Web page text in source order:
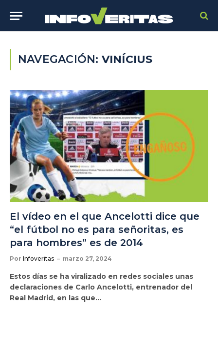
NAVEGACIÓN: VINÍCIUS
El vídeo en el que Ancelotti dice que
“el fútbol no es para señoritas, es
para hombres” es de 2014
Por Infoveritas marzo 27, 2024
Estos días se ha viralizado en redes sociales unas
declaraciones de Carlo Ancelotti, entrenador del
Real Madrid, en las que…